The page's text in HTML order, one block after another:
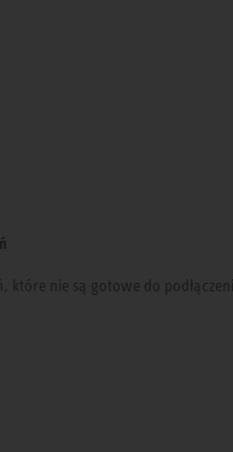
które nie są gotowe do